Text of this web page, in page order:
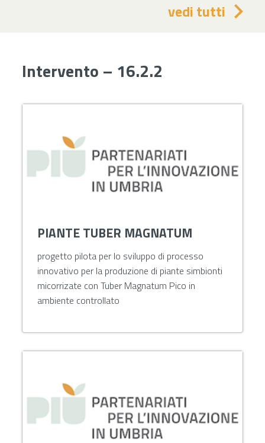
vedi tutti
Intervento – 16.2.2
PIANTE TUBER MAGNATUM
progetto pilota per lo sviluppo di processo
innovativo per la produzione di piante simbionti
micorrizate con Tuber Magnatum Pico in
ambiente controllato